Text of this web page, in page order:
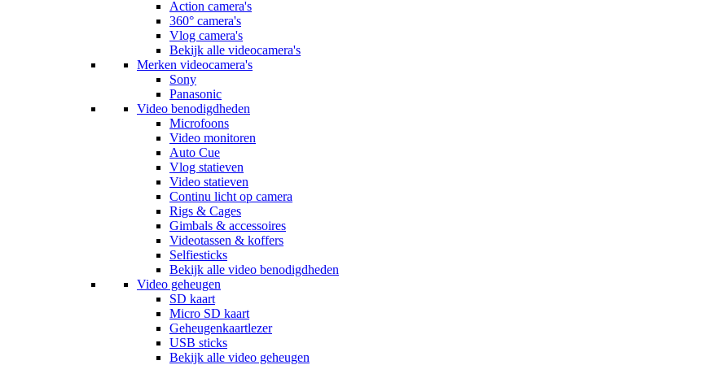
Action camera's
360° camera's
Vlog camera's
Bekijk alle videocamera's
Merken videocamera's
Sony
Panasonic
Video benodigdheden
Microfoons
Video monitoren
Auto Cue
Vlog statieven
Video statieven
Continu licht op camera
Rigs & Cages
Gimbals & accessoires
Videotassen & koffers
Selfiesticks
Bekijk alle video benodigdheden
Video geheugen
SD kaart
Micro SD kaart
Geheugenkaartlezer
USB sticks
Bekijk alle video geheugen